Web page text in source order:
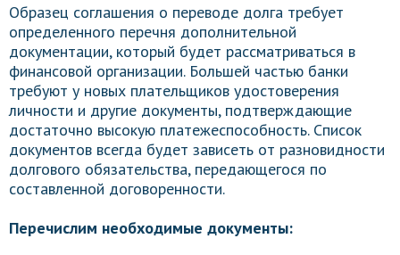
Образец соглашения о переводе долга требует
определенного перечня дополнительной
документации, который будет рассматриваться в
финансовой организации. Большей частью банки
требуют у новых плательщиков удостоверения
личности и другие документы, подтверждающие
достаточно высокую платежеспособность. Список
документов всегда будет зависеть от разновидности
долгового обязательства, передающегося по
составленной договоренности.
Перечислим необходимые документы: